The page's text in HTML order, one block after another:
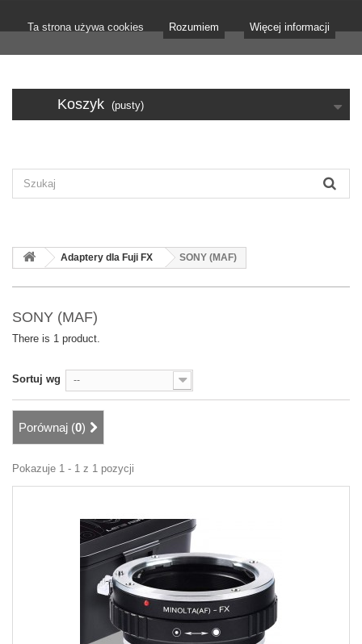
Ta strona używa cookies Rozumiem Więcej informacji
Koszyk (pusty)
Adaptery dla Fuji FX SONY (MAF)
SONY (MAF)
There is 1 product.
Sortuj wg --
Porównaj (0)
Pokazuje 1 - 1 z 1 pozycji